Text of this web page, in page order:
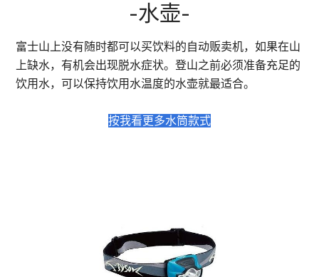
-水壶-
富士山上没有随时都可以买饮料的自动贩卖机，如果在山
上缺水，有机会出现脱水症状。登山之前必须准备充足的
饮用水，可以保持饮用水温度的水壶就最适合。
按我看更多水筒款式